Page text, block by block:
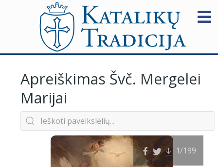
Apreiškimas Švč. Mergelei
Marijai
1/199